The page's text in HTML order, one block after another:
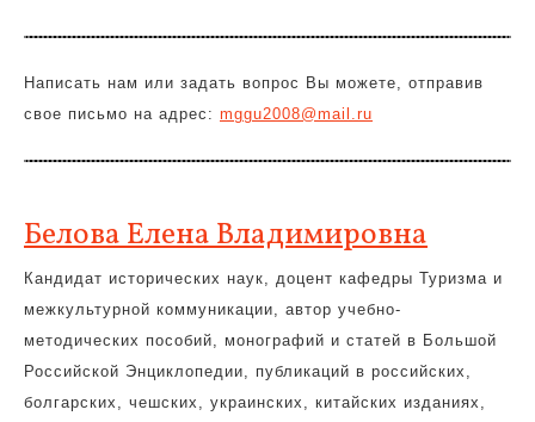
Написать нам или задать вопрос Вы можете, отправив
свое письмо на адрес: mggu2008@mail.ru
Белова Елена Владимировна
Кандидат исторических наук, доцент кафедры Туризма и
межкультурной коммуникации, автор учебно-
методических пособий, монографий и статей в Большой
Российской Энциклопедии, публикаций в российских,
болгарских, чешских, украинских, китайских изданиях,